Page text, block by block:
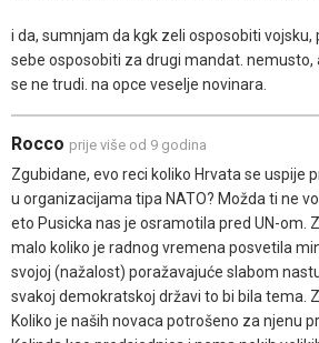
i da, sumnjam da kgk zeli osposobiti vojsku,
sebe osposobiti za drugi mandat. nemusto,
se ne trudi. na opce veselje novinara.
Rocco prije više od 9 godina
Zgubidane, evo reci koliko Hrvata se uspije
u organizacijama tipa NATO? Možda ti ne
eto Pusicka nas je osramotila pred UN-om.
malo koliko je radnog vremena posvetila
svojoj (nažalost) poražavajuće slabom
svakoj demokratskoj državi to bi bila tema.
Koliko je naših novaca potrošeno za njenu